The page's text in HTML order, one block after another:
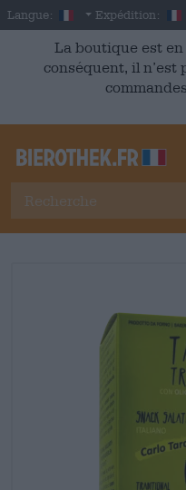
Skip to main content
Langue: French
Expédition:
La boutique est
conséquent, il n’est